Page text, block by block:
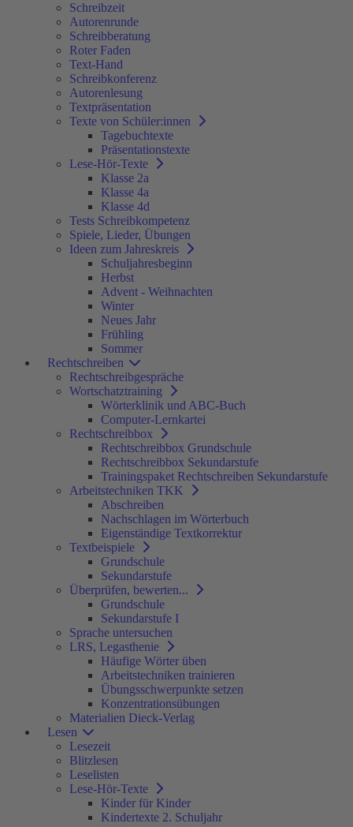
Schreibzeit
Autorenrunde
Schreibberatung
Roter Faden
Text-Hand
Schreibkonferenz
Autorenlesung
Textpräsentation
Texte von Schüler:innen
Tagebuchtexte
Präsentationstexte
Lese-Hör-Texte
Klasse 2a
Klasse 4a
Klasse 4d
Tests Schreibkompetenz
Spiele, Lieder, Übungen
Ideen zum Jahreskreis
Schuljahresbeginn
Herbst
Advent - Weihnachten
Winter
Neues Jahr
Frühling
Sommer
Rechtschreiben
Rechtschreibgespräche
Wortschatztraining
Wörterklinik und ABC-Buch
Computer-Lernkartei
Rechtschreibbox
Rechtschreibbox Grundschule
Rechtschreibbox Sekundarstufe
Trainingspaket Rechtschreiben Sekundarstufe
Arbeitstechniken TKK
Abschreiben
Nachschlagen im Wörterbuch
Eigenständige Textkorrektur
Textbeispiele
Grundschule
Sekundarstufe
Überprüfen, bewerten...
Grundschule
Sekundarstufe I
Sprache untersuchen
LRS, Legasthenie
Häufige Wörter üben
Arbeitstechniken trainieren
Übungsschwerpunkte setzen
Konzentrationsübungen
Materialien Dieck-Verlag
Lesen
Lesezeit
Blitzlesen
Leselisten
Lese-Hör-Texte
Kinder für Kinder
Kindertexte 2. Schuljahr